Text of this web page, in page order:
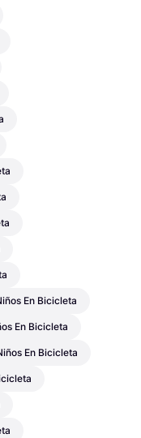
En Bicicleta
En Bicicleta
En Bicicleta